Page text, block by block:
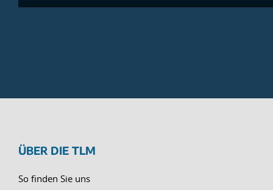
ÜBER DIE TLM
So finden Sie uns